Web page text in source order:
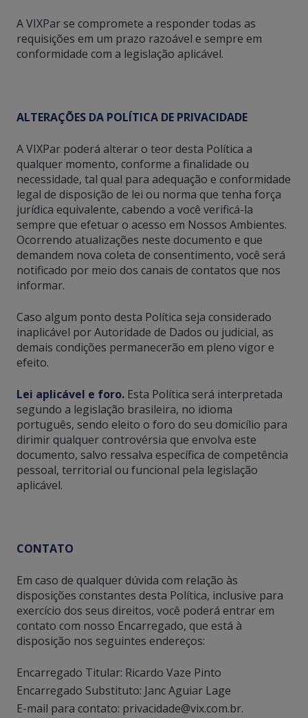
A VIXPar se compromete a responder todas as
requisições em um prazo razoável e sempre em
conformidade com a legislação aplicável.
ALTERAÇÕES DA POLÍTICA DE PRIVACIDADE
A VIXPar poderá alterar o teor desta Política a
qualquer momento, conforme a finalidade ou
necessidade, tal qual para adequação e conformidade
legal de disposição de lei ou norma que tenha força
jurídica equivalente, cabendo a você verificá-la
sempre que efetuar o acesso em Nossos Ambientes.
Ocorrendo atualizações neste documento e que
demandem nova coleta de consentimento, você será
notificado por meio dos canais de contatos que nos
informar.
Caso algum ponto desta Política seja considerado
inaplicável por Autoridade de Dados ou judicial, as
demais condições permanecerão em pleno vigor e
efeito.
Lei aplicável e foro. Esta Política será interpretada
segundo a legislação brasileira, no idioma
português, sendo eleito o foro do seu domicílio para
dirimir qualquer controvérsia que envolva este
documento, salvo ressalva específica de competência
pessoal, territorial ou funcional pela legislação
aplicável.
CONTATO
Em caso de qualquer dúvida com relação às
disposições constantes desta Política, inclusive para
exercício dos seus direitos, você poderá entrar em
contato com nosso Encarregado, que está à
disposição nos seguintes endereços:
Encarregado Titular: Ricardo Vaze Pinto
Encarregado Substituto: Janc Aguiar Lage
E-mail para contato: privacidade@vix.com.br.